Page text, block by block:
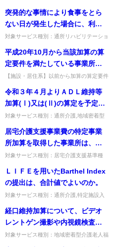
に関する基準（平成11年厚生省
令第37号）第93条第１項第３号
に規定する第一号通所事業をい
う。以下同じ。）を一体的に行
う事業所にあっては、それぞれ
の事業ごとに利用定員を定める
のか。それとも両事業の利用者
を合算して利用定員を定めるの
か。また、利用者の数が利用定
員を超える場合（いわゆる定員
超過減算）については、どのよ
うに取り扱うべきか。
型）通所介護と第一号通所事業が一体的に
行われている場合」質問（地...
突発的な事情により食事をとら
ない日が発生した場合に、利用
者負担を徴収しても差し支えな
いか。
対象サービス種別：通所リハビリテーショ
発的な事情により食事をとらない日が発生
した場合に、利用者負担を徴...
平成20年10月から当該加算の算
定要件を満たしている事業所に
ついては、平成21年4月から算定
【施設・居住系】以前から加算の算定要件
きるか。要件に該当すれば算定可能であ
る。出典：平成18年4月改定...
令和３年４月よりＡＤＬ維持等
加算(Ⅰ)又は(Ⅱ)の算定を予定し
ていたが、５月10日までにＬＩ
ＦＥに令和２年度のデータを提
出できず、ＬＩＦＥを用いて加
算の算定基準を満たすかどうか
を確認できないが、どのように
算定することが可能か。
対象サービス種別：通所介護,地域密着型
入居者生活介護,地域密着型特定施設入居
者生活介護,介護老人福祉...
居宅介護支援事業費の特定事業
所加算を取得した事業所は、毎
月、「所定の記録」を策定しな
るが、その様式は示されるの
か。
対象サービス種別：居宅介護支援基準種
介護支援事業費の特定事業所加算を取得し
た事業所は、毎月、「所定の記...
ＬＩＦＥを用いたBarthel Index
の提出は、合計値でよいのか。
対象サービス種別：通所介護,特定施設入
型通所介護,認知症対応型通所介護,地域密
着型特定施設入居者生活...
経口維持加算について、ビデオ
レントゲン撮影や内視鏡検査を
行った場合、費用は利用者の負
担となると考えてよろしいか。
対象サービス種別：地域密着型介護老人福